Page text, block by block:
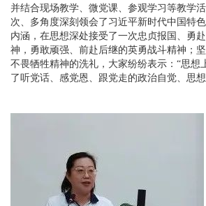
并结合现场教学、微党课、参观学习等教学
次、多角度深刻领会了习近平新时代中国特
内涵，在思想深处接受了一次忠贞报国、勇
神，勇敢顽强、前赴后继的英勇战斗精神；
不畏牺牲精神的洗礼，大家纷纷表示：“思想
了听党话、感党恩、跟党走的政治自觉、思想